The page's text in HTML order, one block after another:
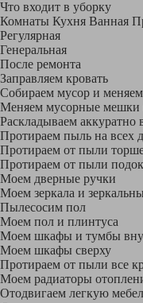
Что входит в уборку
Регу­лярная
Гене­ральная
После ремонта
Заправляем кровать
Собираем мусор и
Меняем мусорные мешки
Раскладываем аккуратно
Протираем пыль на всех
Протираем от пыли
Протираем от пыли
Моем дверные ручки
Моем зеркала и
Пылесосим пол
Моем пол и плинтуса
Моем шкафы и тумбы
Моем шкафы сверху
Протираем от пыли все
Моем радиаторы
Отодвигаем легкую